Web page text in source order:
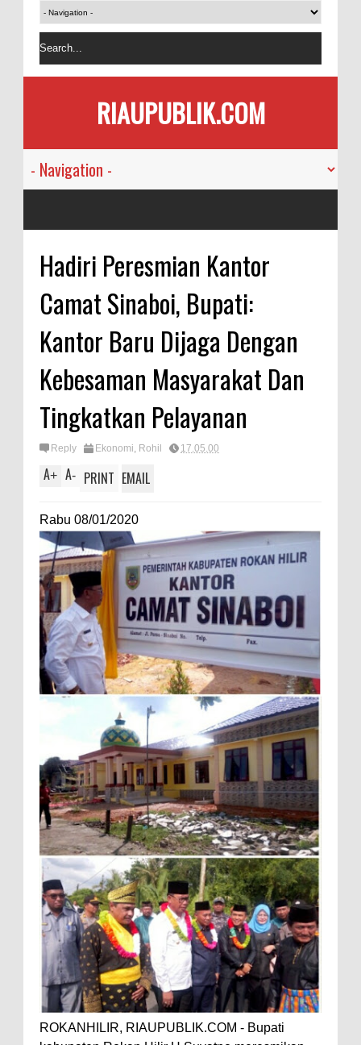
RIAUPUBLIK.COM
Hadiri Peresmian Kantor
Camat Sinaboi, Bupati:
Kantor Baru Dijaga Dengan
Kebesaman Masyarakat Dan
Tingkatkan Pelayanan
Reply Ekonomi, Rohil 17.05.00
A+ A- PRINT EMAIL
Rabu 08/01/2020
ROKANHILIR, RIAUPUBLIK.COM - Bupati